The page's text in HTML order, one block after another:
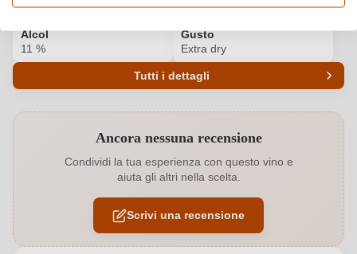
DOCG
Alcol
11 %
Gusto
Extra dry
Tutti i dettagli
Abbinamenti Dessert
Colore dell'uva Bianco
Contenuto di alcol 11 %
Ancora nessuna recensione
Condividi la tua esperienza con questo vino e
aiuta gli altri nella scelta.
Scrivi una recensione